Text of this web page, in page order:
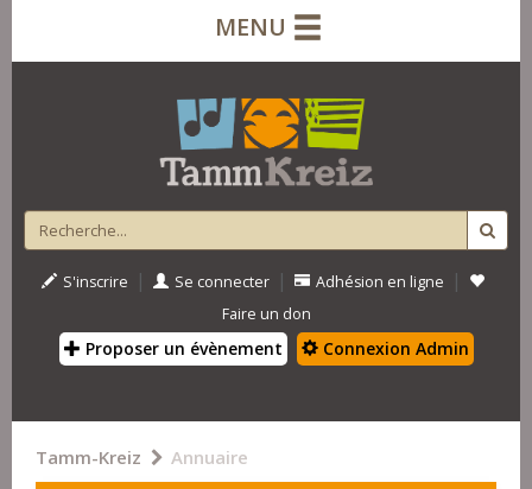
MENU
S'inscrire | Se connecter | Adhésion en ligne |
Faire un don
Proposer un évènement Connexion Admin
Tamm-Kreiz Annuaire